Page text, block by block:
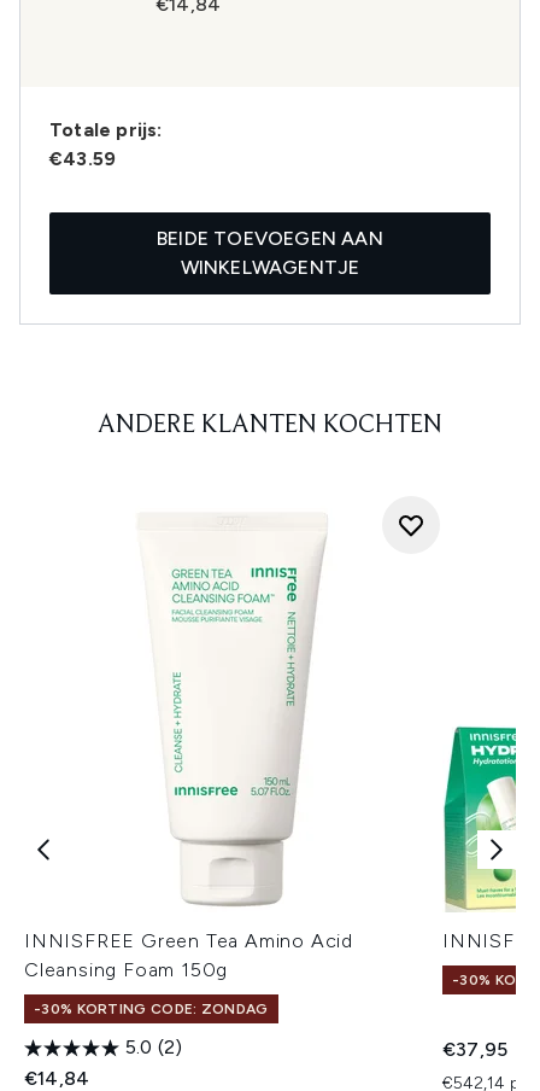
Totale prijs:
€43.59
BEIDE TOEVOEGEN AAN
WINKELWAGENTJE
ANDERE KLANTEN KOCHTEN
INNISFREE Green Tea Amino Acid
Cleansing Foam 150g
-30% KORTING CODE: ZONDAG
5.0 (2)
€14,84
-30%
€37,95
€542,14 per